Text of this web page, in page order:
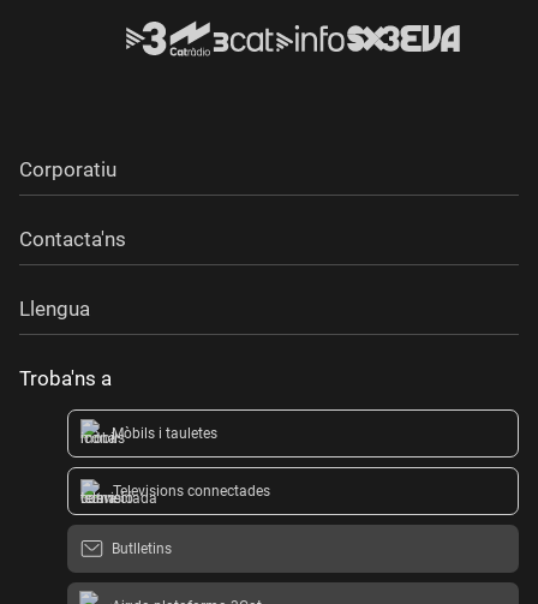
Corporatiu
Contacta'ns
Llengua
Troba'ns a
Mòbils i tauletes
Televisions connectades
Butlletins